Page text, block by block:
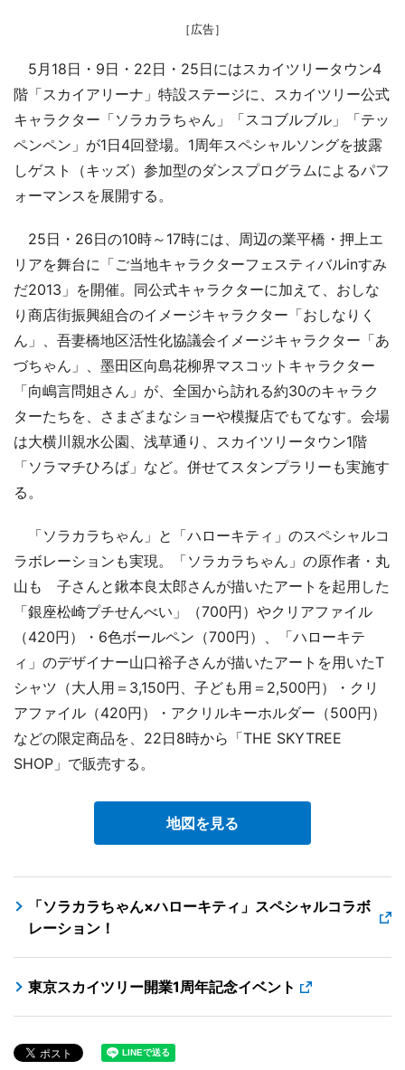
［広告］
5月18日・9日・22日・25日にはスカイツリータウン4
階「スカイアリーナ」特設ステージに、スカイツリー公式
キャラクター「ソラカラちゃん」「スコブルブル」「テッ
ペンペン」が1日4回登場。1周年スペシャルソングを披露
しゲスト（キッズ）参加型のダンスプログラムによるパフ
ォーマンスを展開する。
25日・26日の10時～17時には、周辺の業平橋・押上エ
リアを舞台に「ご当地キャラクターフェスティバルinすみ
だ2013」を開催。同公式キャラクターに加えて、おしな
り商店街振興組合のイメージキャラクター「おしなりく
ん」、吾妻橋地区活性化協議会イメージキャラクター「あ
づちゃん」、墨田区向島花柳界マスコットキャラクター
「向嶋言問姐さん」が、全国から訪れる約30のキャラク
ターたちを、さまざまなショーや模擬店でもてなす。会場
は大横川親水公園、浅草通り、スカイツリータウン1階
「ソラマチひろば」など。併せてスタンプラリーも実施す
る。
「ソラカラちゃん」と「ハローキティ」のスペシャルコ
ラボレーションも実現。「ソラカラちゃん」の原作者・丸
山もゝ子さんと鍬本良太郎さんが描いたアートを起用した
「銀座松崎プチせんべい」（700円）やクリアファイル
（420円）・6色ボールペン（700円）、「ハローキテ
ィ」のデザイナー山口裕子さんが描いたアートを用いたT
シャツ（大人用＝3,150円、子ども用＝2,500円）・クリ
アファイル（420円）・アクリルキーホルダー（500円）
などの限定商品を、22日8時から「THE SKYTREE
SHOP」で販売する。
地図を見る
「ソラカラちゃん×ハローキティ」スペシャルコラボ
レーション！
東京スカイツリー開業1周年記念イベント